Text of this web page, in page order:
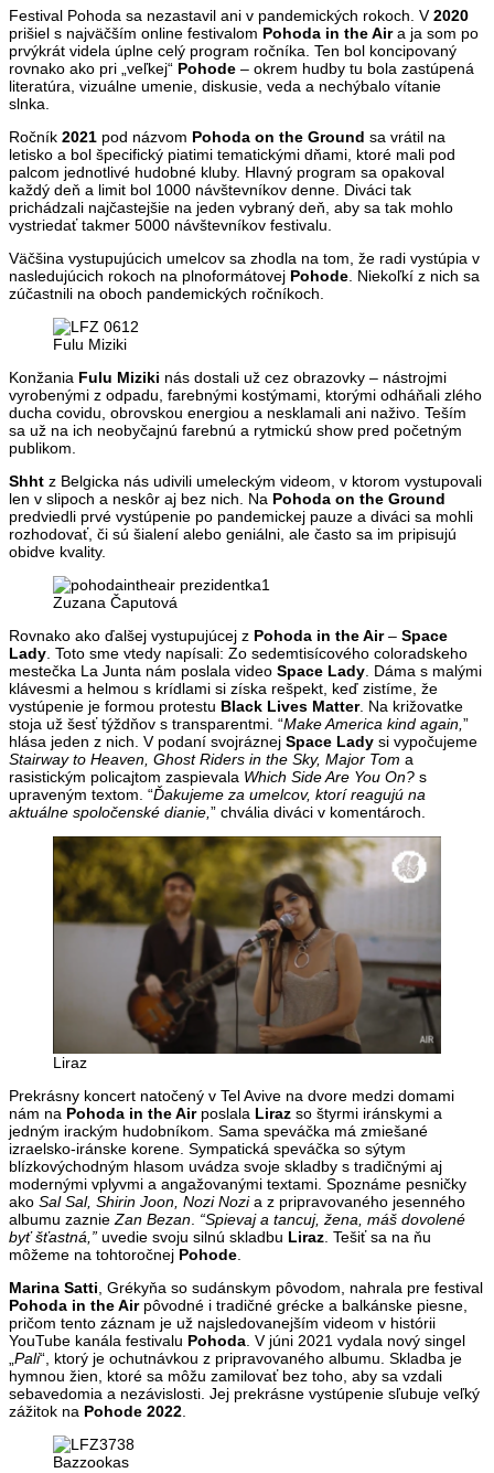
Festival Pohoda sa nezastavil ani v pandemických rokoch. V2020
prišiel s najväčším online festivalom Pohoda in the Aira ja som po
prvýkrát videla úplne celý program ročníka. Ten bol koncipovaný
rovnako ako pri „veľkej“ Pohode – okrem hudby tu bola zastúpená
literatúra, vizuálne umenie, diskusie, veda a nechýbalo vítanie
slnka.
Ročník 2021 pod názvom Pohoda on the Ground sa vrátil na
letisko a bol špecifický piatimi tematickými dňami, ktoré mali pod
palcom jednotlivé hudobné kluby. Hlavný program sa opakoval
každý deň a limit bol 1000 návštevníkov denne. Diváci tak
prichádzali najčastejšie na jeden vybraný deň, aby sa tak mohlo
vystriedať takmer 5000 návštevníkov festivalu.
Väčšina vystupujúcich umelcov sa zhodla na tom, že radi vystúpia v
nasledujúcich rokoch na plnoformátovej Pohode . Niekoľkí z nich sa
zúčastnili na oboch pandemických ročníkoch.
Fulu Miziki
Konžania Fulu Miziki nás dostali už cez obrazovky – nástrojmi
vyrobenými z odpadu, farebnými kostýmami, ktorými odháňali zlého
ducha covidu, obrovskou energiou a nesklamali ani naživo. Teším
sa už na ich neobyčajnú farebnú a rytmickú show pred početným
publikom.
Shht z Belgicka nás udivili umeleckým videom, v ktorom vystupovali
len v slipoch a neskôr aj bez nich. Na Pohoda on the Ground
predviedli prvé vystúpenie po pandemickej pauze a diváci sa mohli
rozhodovať, či sú šialení alebo geniálni, ale často sa im pripisujú
obidve kvality.
Zuzana Čaputová
Rovnako ako ďalšej vystupujúcej z Pohoda in the Air– Space
Lady . Toto sme vtedy napísali: Zo sedemtisícového coloradskeho
mestečka La Junta nám poslala video Space Lady . Dáma s malými
klávesmi a helmou s krídlami si získa rešpekt, keď zistíme, že
vystúpenie je formou protestu Black Lives Matter. Na križovatke
stoja už šesť týždňov s transparentmi. “Make America kind again, ”
hlása jeden z nich. V podaní svojráznej Space Lady si vypočujeme
Stairway to Heaven, Ghost Riders in the Sky, Major Tom a
rasistickým policajtom zaspievala Which Side Are You On? s
upraveným textom. “Ďakujeme za umelcov, ktorí reagujú na
aktuálne spoločenské dianie, ” chvália diváci v komentároch.
Liraz
Prekrásny koncert natočený v Tel Avive na dvore medzi domami
nám na Pohoda in the Airposlala Liraz so štyrmi iránskymi a
jedným irackým hudobníkom. Sama speváčka má zmiešané
izraelsko-iránske korene. Sympatická speváčka so sýtym
blízkovýchodným hlasom uvádza svoje skladby s tradičnými aj
modernými vplyvmi a angažovanými textami. Spoznáme pesničky
ako Sal Sal, Shirin Joon, Nozi Nozia z pripravovaného jesenného
albumu zaznieZan Bezan. “Spievaj a tancuj, žena, máš dovolené
byť šťastná,” uvedie svoju silnú skladbu Liraz. Tešiť sa na ňu
môžeme na tohtoročnej Pohode.
Marina Satti, Grékyňa so sudánskym pôvodom, nahrala pre festival
Pohoda in the Airpôvodné i tradičné grécke a balkánske piesne,
pričom tento záznam je už najsledovanejším videom v histórii
YouTube kanála festivalu Pohoda. V júni 2021 vydala nový singel
„Pali“, ktorý je ochutnávkou z pripravovaného albumu. Skladba je
hymnou žien, ktoré sa môžu zamilovať bez toho, aby sa vzdali
sebavedomia a nezávislosti. Jej prekrásne vystúpenie sľubuje veľký
zážitok na Pohode 2022.
Bazzookas